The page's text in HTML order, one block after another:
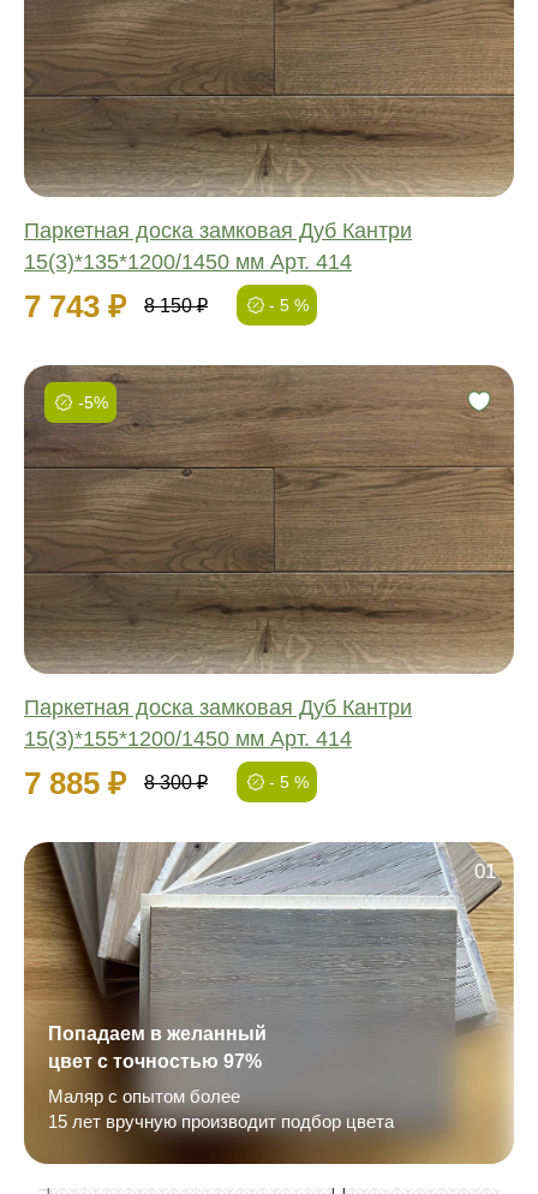
Паркетная доска замковая Дуб Кантри
15(3)*135*1200/1450 мм Арт. 414
7 743 ₽ 8 150 ₽ - 5 %
Обработка:
Длина:
Ширина:
Толщина:
-5%
Паркетная доска замковая Дуб Кантри
15(3)*155*1200/1450 мм Арт. 414
7 885 ₽ 8 300 ₽ - 5 %
Фаска:
Соединение:
Обработка:
Длина:
Ширина:
Толщина:
01
Попадаем в желанный
цвет с точностью 97%
Маляр с опытом более
15 лет вручную производит подбор цвета